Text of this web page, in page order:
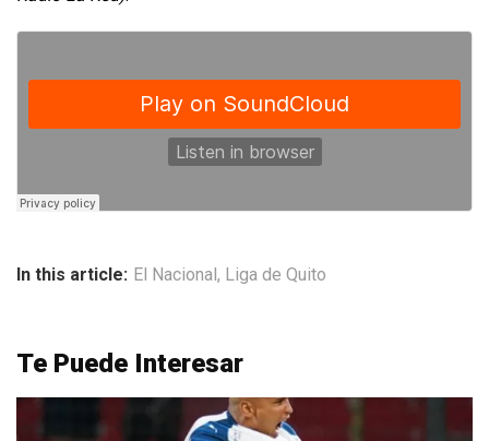
In this article: El Nacional, Liga de Quito
Te Puede Interesar